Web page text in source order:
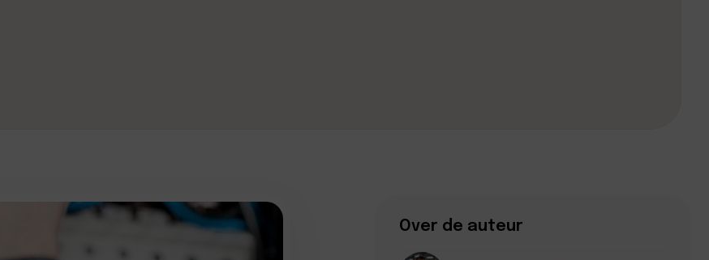
Over de auteur